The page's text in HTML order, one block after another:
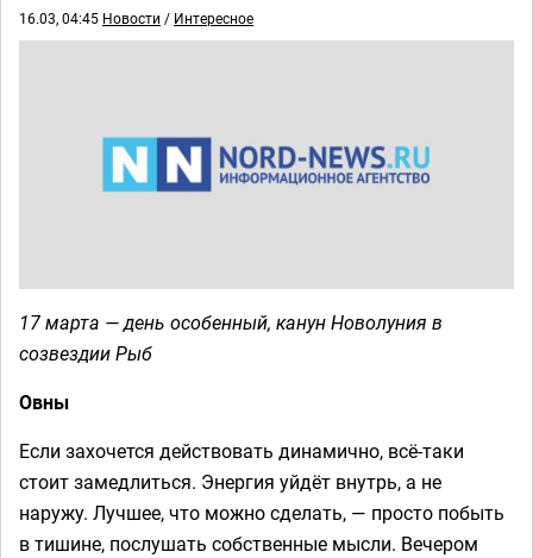
16.03, 04:45 Новости / Интересное
17 марта — день особенный, канун Новолуния в
созвездии Рыб
Овны
Если захочется действовать динамично, всё-таки
стоит замедлиться. Энергия уйдёт внутрь, а не
наружу. Лучшее, что можно сделать, — просто побыть
в тишине, послушать собственные мысли. Вечером